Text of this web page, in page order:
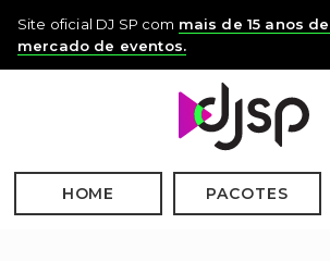
Site oficial DJ SP com mais de 15 anos
mercado de eventos.
HOME PACOTES